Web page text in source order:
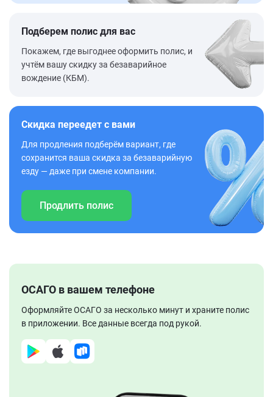
Подберем полис для вас
Покажем, где выгоднее оформить полис, и
учтём вашу скидку за безаварийное
вождение (КБМ).
Скидка переедет с вами
Для продления подберём вариант, где
сохранится ваша скидка за безаварийную
езду — даже при смене компании.
Продлить полис
ОСАГО в вашем телефоне
Оформляйте ОСАГО за несколько минут и храните полис
в приложении. Все данные всегда под рукой.